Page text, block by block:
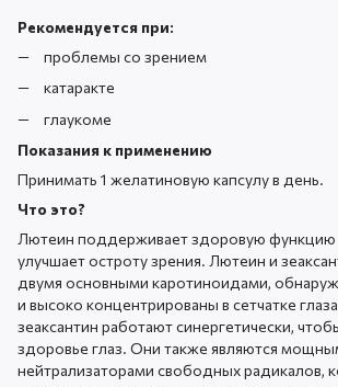
Рекомендуется при:
проблемы со зрением
катаракте
глаукоме
Показания к применению
Принимать 1 желатиновую капсулу в день.
Что это?
Лютеин поддерживает здоровую функцию
улучшает остроту зрения. Лютеин и
двумя основными каротиноидами,
и высоко концентрированы в сетчатке
зеаксантин работают синергетически,
здоровье глаз. Они также являются
нейтрализаторами свободных радикалов,